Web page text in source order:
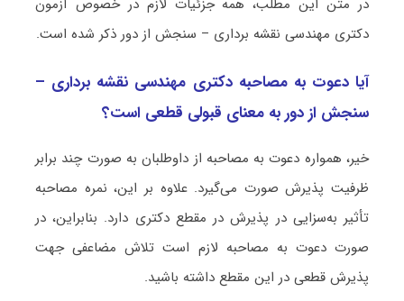
دکتری مهندسی نقشه‌ برداری – سنجش از دور ذکر شده است.
آیا دعوت به مصاحبه دکتری مهندسی نقشه‌ برداری –
سنجش از دور به معنای قبولی قطعی است؟
خیر، همواره دعوت به مصاحبه از داوطلبان به صورت چند برابر
ظرفیت پذیرش صورت می‌گیرد. علاوه بر این، نمره مصاحبه
تأثیر به‌سزایی در پذیرش در مقطع دکتری دارد. بنابراین، در
صورت دعوت به مصاحبه لازم است تلاش مضاعفی جهت
پذیرش قطعی در این مقطع داشته باشید.